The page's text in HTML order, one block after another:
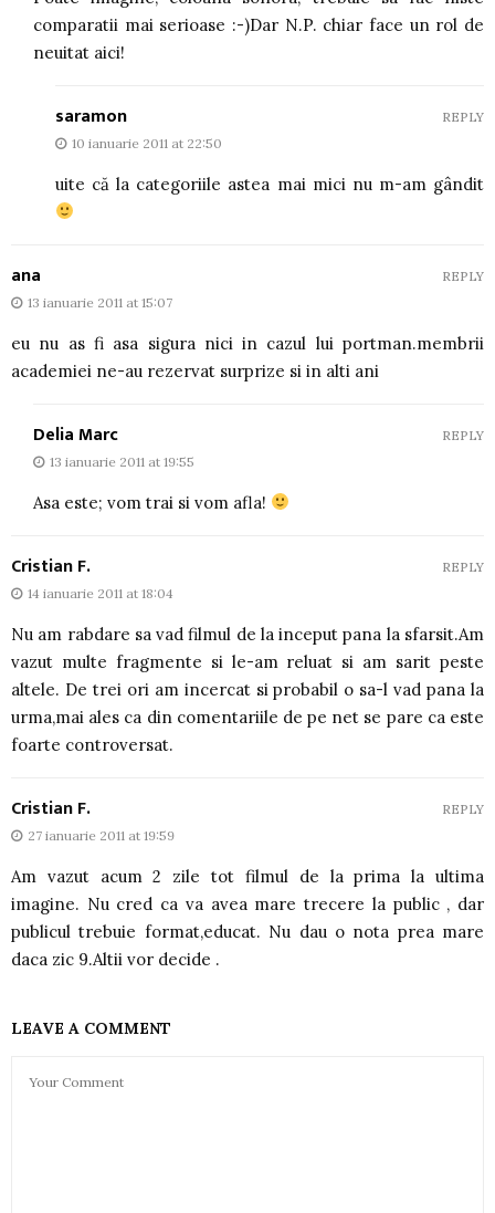
comparatii mai serioase :-)Dar N.P. chiar face un rol de
neuitat aici!
saramon
10 ianuarie 2011 at 22:50
uite că la categoriile astea mai mici nu m-am gândit
REPLY
ana
13 ianuarie 2011 at 15:07
eu nu as fi asa sigura nici in cazul lui portman.membrii
academiei ne-au rezervat surprize si in alti ani
REPLY
Delia Marc
13 ianuarie 2011 at 19:55
Asa este; vom trai si vom afla!
REPLY
Cristian F.
14 ianuarie 2011 at 18:04
Nu am rabdare sa vad filmul de la inceput pana la sfarsit.Am
vazut multe fragmente si le-am reluat si am sarit peste
altele. De trei ori am incercat si probabil o sa-l vad pana la
urma,mai ales ca din comentariile de pe net se pare ca este
foarte controversat.
REPLY
Cristian F.
27 ianuarie 2011 at 19:59
Am vazut acum 2 zile tot filmul de la prima la ultima
imagine. Nu cred ca va avea mare trecere la public , dar
publicul trebuie format,educat. Nu dau o nota prea mare
daca zic 9.Altii vor decide .
REPLY
LEAVE A COMMENT